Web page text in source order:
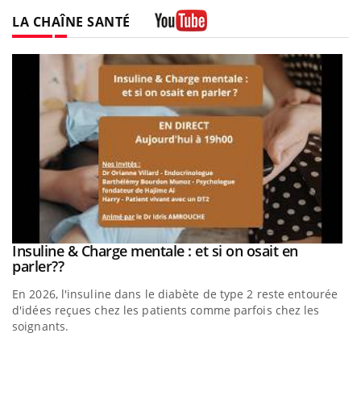
LA CHAÎNE SANTÉ
Youtube
Insuline & Charge mentale : et si on osait en
parler??Youtube
En 2026, l'insuline dans le diabète de type 2 reste entourée
d'idées reçues chez les patients comme parfois chez les
soignants.